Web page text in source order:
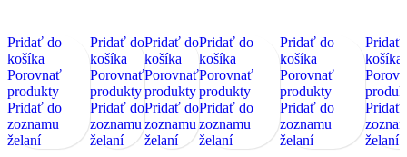
Pridať do
košíka
Porovnať
produkty
Pridať do
zoznamu
želaní
Pridať do
košíka
Porovnať
produkty
Pridať do
zoznamu
želaní
Pridať do
košíka
Porovnať
produkty
Pridať do
zoznamu
želaní
Pridať do
košíka
Porovnať
produkty
Pridať do
zoznamu
želaní
Pridať do
košíka
Porovnať
produkty
Pridať do
zoznamu
želaní
Pridať
košíka
Pridať
želaní